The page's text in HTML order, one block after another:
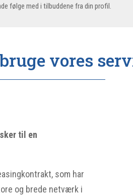
følge med i tilbuddene fra din profil.
vores
til en
som har
og brede netværk i